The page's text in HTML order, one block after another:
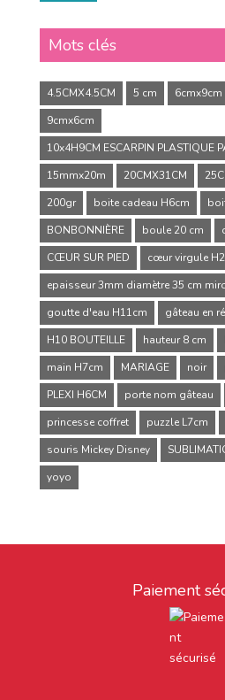
Mots clés
4.5CMX4.5CM 5 cm 6cmx9cm
9cmx6cm
10x4H9CM ESCARPIN PLASTIQUE
15mmx20m
20CMX31CM
200gr
boite cadeau H6cm
BONBONNIÈRE
boule 20 cm
CŒUR SUR PIED
cœur virgule
epaisseur 3mm diamètre 35 cm
goutte d'eau H11cm
gâteau en
H10 BOUTEILLE
hauteur 8 cm
main H7cm
MARIAGE noir
PLEXI H6CM
porte nom gâteau
princesse coffret
puzzle L7cm
souris Mickey Disney
yoyo
Paiement